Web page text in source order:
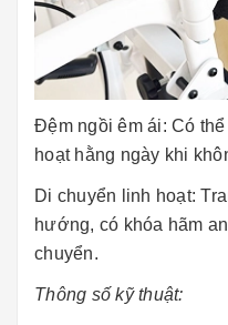
Đệm ngồi êm ái: Có
hoạt hằng ngày khi
Di chuyển linh hoạt:
hướng, có khóa hãm
chuyển.
Thông số kỹ thuật: